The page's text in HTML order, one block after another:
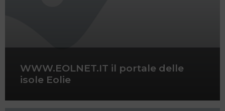
WWW.EOLNET.IT il portale delle
isole Eolie